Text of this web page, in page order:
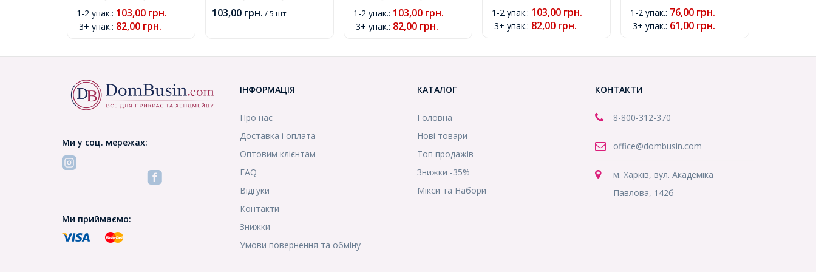
12х7.5мм, Отвір 4.5мм,
(УТ0002051)
1-2 упак.: 103,00 грн.
3+ упак.: 82,00 грн.
12х7.5мм, Отвір 4.5мм,
103,00 грн. / 5 шт
12х7.5мм, Отвір 4.5мм,
(УТ0002053)
1-2 упак.: 103,00 грн.
3+ упак.: 82,00 грн.
Розмір: 12х7.5мм, Отвір
4.5мм, (УТ0002054)
1-2 упак.: 103,00 грн.
3+ упак.: 82,00 грн.
16х10мм, Отвір 5мм,
(УТ0002063)
1-2 упак.: 76,00 грн.
3+ упак.: 61,00 грн.
Ми у соц. мережах:
Ми приймаємо:
ІНФОРМАЦІЯ
Про нас
Доставка і оплата
Оптовим клієнтам
FAQ
Відгуки
Контакти
Знижки
Умови повернення та обміну
КАТАЛОГ
Головна
Нові товари
Топ продажів
Знижки -35%
Мікси та Набори
КОНТАКТИ
8-800-312-370
office@dombusin.com
м. Харків, вул. Академіка
Павлова, 142б